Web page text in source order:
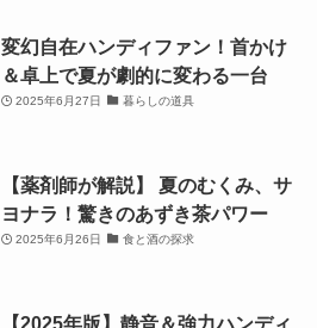
変幻自在ハンディファン！首かけ
＆卓上で夏が劇的に変わる一台
2025年6月27日 暮らしの道具
【薬剤師が解説】 夏のむくみ、サ
ヨナラ！驚きのあずき茶パワー
2025年6月26日 食と酒の探求
【2025年版】静音＆強力ハンディ